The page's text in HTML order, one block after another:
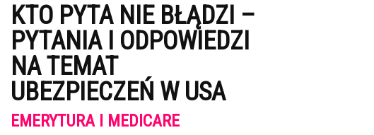
KTO PYTA NIE BŁĄDZI –
PYTANIA I ODPOWIEDZI
NA TEMAT
UBEZPIECZEŃ W USA
EMERYTURA I MEDICARE